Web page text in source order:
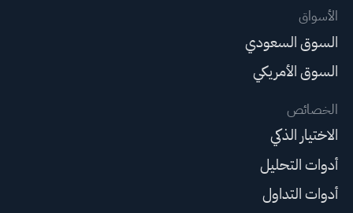
الأسواق
السوق السعودي
السوق الأمريكي
الخصائص
الاختيار الذكي
أدوات التحليل
أدوات التداول